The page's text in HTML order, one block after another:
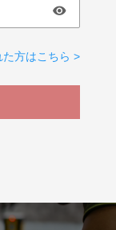
方はこちら >